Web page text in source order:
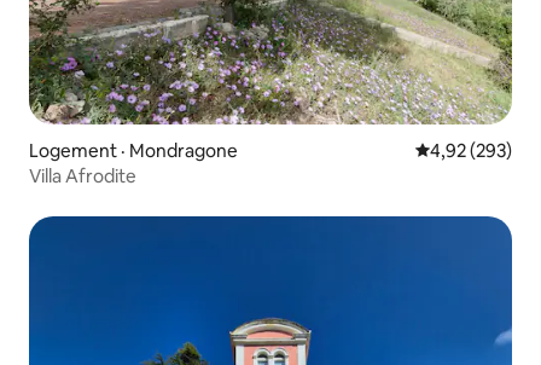
Logement · Mondragone Note
4,92 (293)
Villa Afrodite